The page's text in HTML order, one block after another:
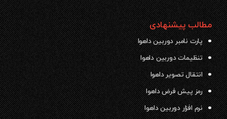
مطالب پیشنهادی
پارت نامبر دوربین داهوا
تنظیمات دوربین داهوا
انتقال تصویر داهوا
رمز پیش فرض داهوا
نرم افزار دوربین داهوا